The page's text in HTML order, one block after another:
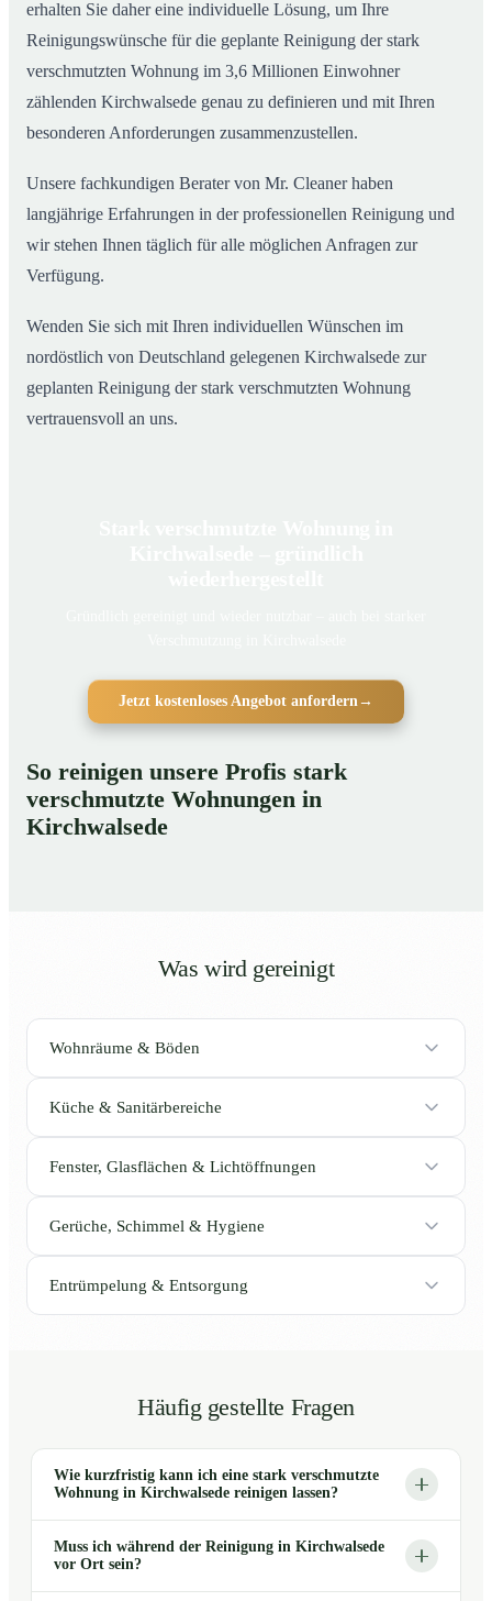
erhalten Sie daher eine individuelle Lösung, um Ihre
Reinigungswünsche für die geplante Reinigung der stark
verschmutzten Wohnung im 3,6 Millionen Einwohner
zählenden Kirchwalsede genau zu definieren und mit Ihren
besonderen Anforderungen zusammenzustellen.
Unsere fachkundigen Berater von Mr. Cleaner haben
langjährige Erfahrungen in der professionellen Reinigung und
wir stehen Ihnen täglich für alle möglichen Anfragen zur
Verfügung.
Wenden Sie sich mit Ihren individuellen Wünschen im
nordöstlich von Deutschland gelegenen Kirchwalsede zur
geplanten Reinigung der stark verschmutzten Wohnung
vertrauensvoll an uns.
Jetzt kostenloses Angebot anfordern→
So reinigen unsere Profis stark
verschmutzte Wohnungen in
Kirchwalsede
Was wird gereinigt
Wohnräume & Böden
Küche & Sanitärbereiche
Fenster, Glasflächen & Lichtöffnungen
Gerüche, Schimmel & Hygiene
Entrümpelung & Entsorgung
Häufig gestellte Fragen
Wie kurzfristig kann ich eine stark verschmutzte
Wohnung in Kirchwalsede reinigen lassen?
Muss ich während der Reinigung in Kirchwalsede
vor Ort sein?